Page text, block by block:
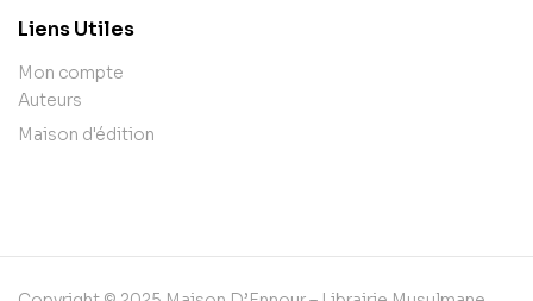
Liens Utiles
Mon compte
Auteurs
Maison d'édition